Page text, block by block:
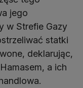
jego
w Strefie Gazy
statki
deklarując,
a ich